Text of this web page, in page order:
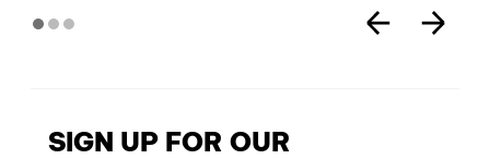
SIGN UP FOR OUR